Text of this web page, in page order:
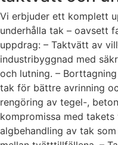
Vi erbjuder ett komplett
underhålla tak – oavsett
uppdrag: – Taktvätt av
industribyggnad med
och lutning. –
tak för bättre avrinning
rengöring av tegel-,
kompromissa med
algbehandling av tak